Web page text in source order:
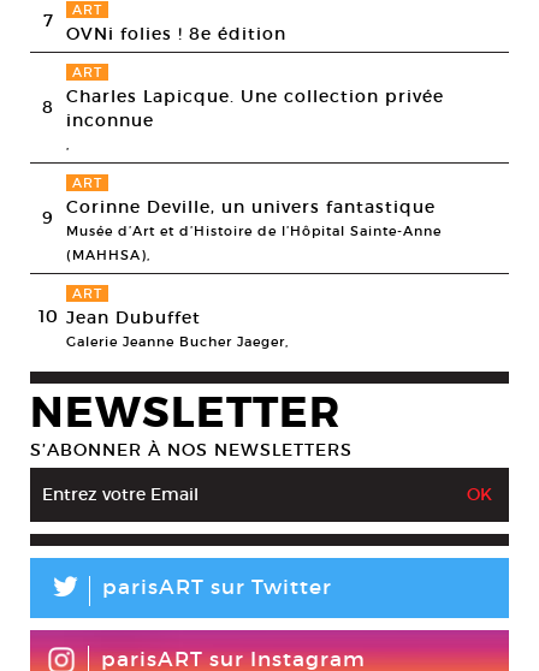
7 ART
OVNi folies ! 8e édition
8
ART
Charles Lapicque. Une collection privée
inconnue
,
9
ART
Corinne Deville, un univers fantastique
Musée d’Art et d’Histoire de l’Hôpital Sainte-Anne
(MAHHSA),
10
ART
Jean Dubuffet
Galerie Jeanne Bucher Jaeger,
NEWSLETTER
S’ABONNER À NOS NEWSLETTERS
L parisART sur Twitter
parisART sur Instagram